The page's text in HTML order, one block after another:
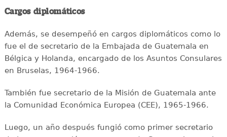
Cargos diplomáticos
Además, se desempeñó en cargos diplomáticos como lo
fue el de secretario de la Embajada de Guatemala en
Bélgica y Holanda, encargado de los Asuntos Consulares
en Bruselas, 1964-1966.
También fue secretario de la Misión de Guatemala ante
la Comunidad Económica Europea (CEE), 1965-1966.
Luego, un año después fungió como primer secretario